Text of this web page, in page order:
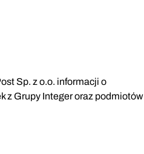
Sp. z o.o. informacji o
z Grupy Integer oraz podmiotów